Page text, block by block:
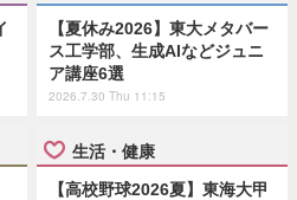
【夏休み2026】東大メタバー
ス工学部、生成AIなどジュニ
ア講座6選
2026.7.30 Thu 11:15
生活・健康
【高校野球2026夏】東海大甲